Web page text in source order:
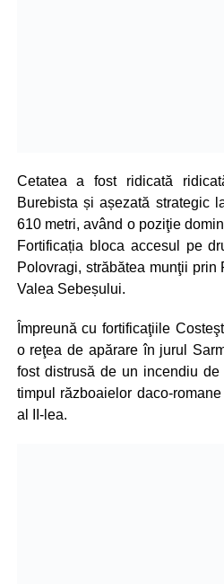
Cetatea a fost ridicată
Burebista și așezată strategic
610 metri, având o poziţie
Fortificația bloca accesul pe
Polovragi, străbătea munţii
Valea Sebeșului.
Împreună cu fortificaţiile
o reţea de apărare în jurul
fost distrusă de un incendiu
timpul războaielor daco-
al II-lea.